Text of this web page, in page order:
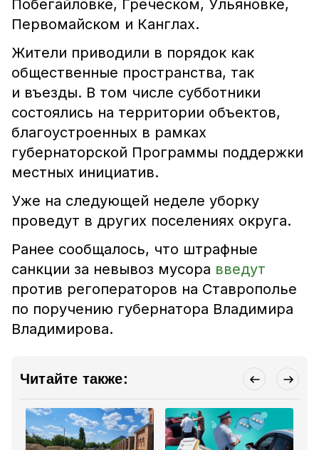
Побегайловке, Греческом, Ульяновке,
Первомайском и Канглах.
Жители приводили в порядок как
общественные пространства, так
и въезды. В том числе субботники
состоялись на территории объектов,
благоустроенных в рамках
губернаторской Программы поддержки
местных инициатив.
Уже на следующей неделе уборку
проведут в других поселениях округа.
Ранее сообщалось, что штрафные
санкции за невывоз мусора введут
против регоператоров на Ставрополье
по поручению губернатора Владимира
Владимирова.
Читайте также: